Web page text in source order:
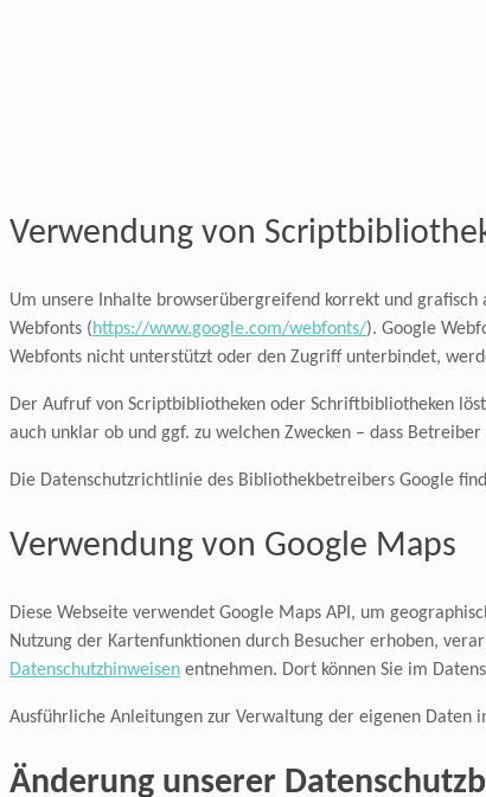
Verwendung von
Um unsere Inhalte browserübergreifend korrekt und
Webfonts (https://www.google.com/webfonts/). Google
Webfonts nicht unterstützt oder den Zugriff unterbindet,
Der Aufruf von Scriptbibliotheken oder Schriftbibliotheken
auch unklar ob und ggf. zu welchen Zwecken – dass
Die Datenschutzrichtlinie des Bibliothekbetreibers Google
Verwendung von Google Maps
Diese Webseite verwendet Google Maps API, um
Nutzung der Kartenfunktionen durch Besucher erhoben,
Datenschutzhinweisen entnehmen. Dort können Sie im
Ausführliche Anleitungen zur Verwaltung der eigenen Daten
Änderung unserer